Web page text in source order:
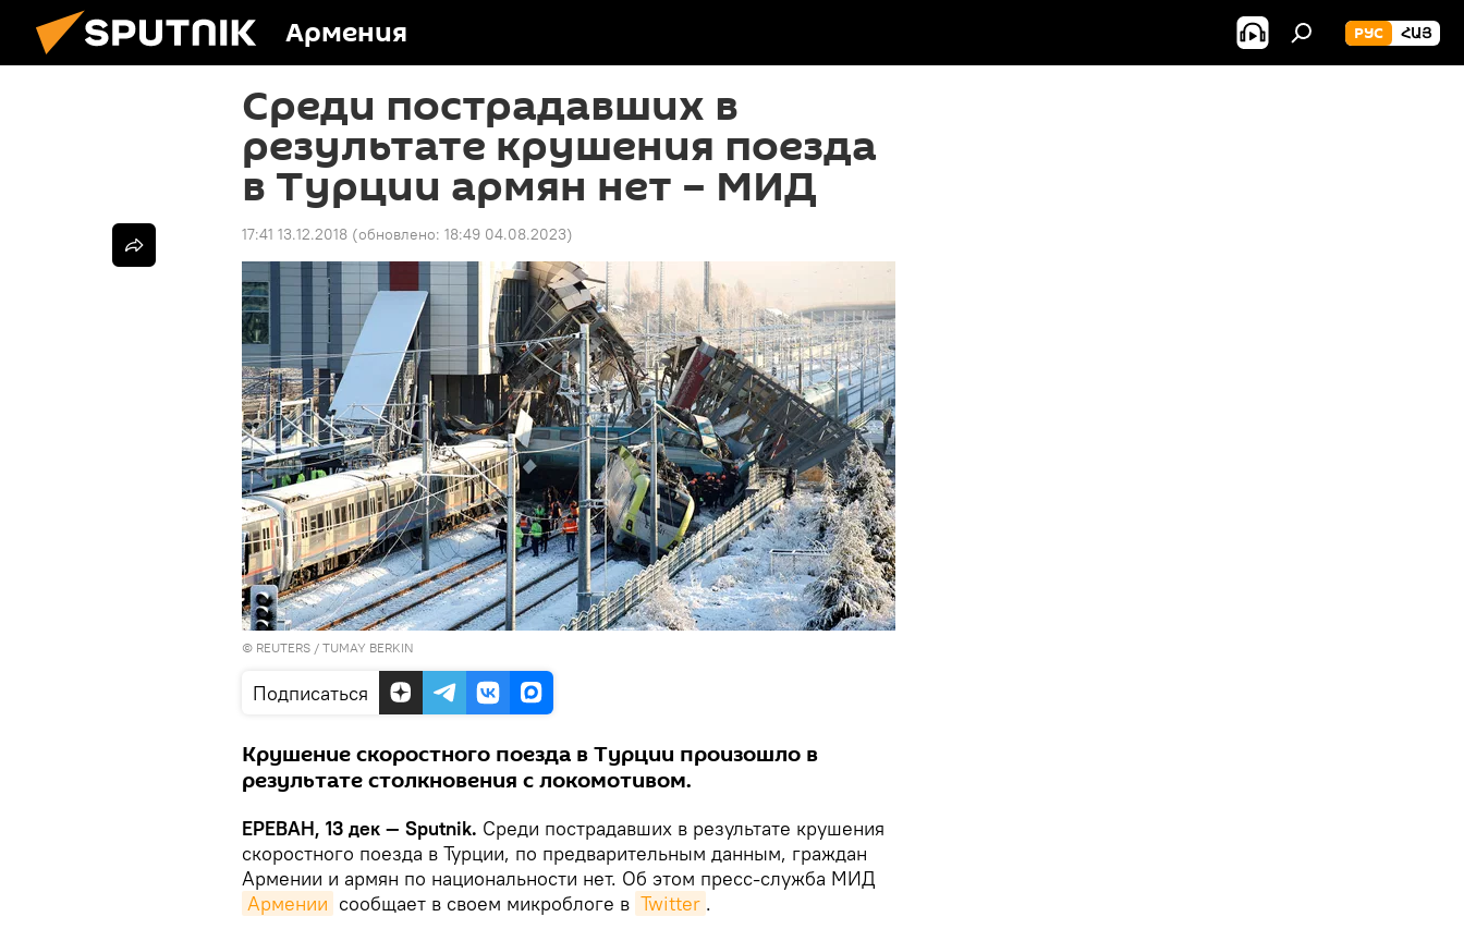
Армения РУС ՀԱՅ
Среди пострадавших в
результате крушения поезда
в Турции армян нет – МИД
17:41 13.12.2018 (обновлено: 18:49 04.08.2023)
© REUTERS / TUMAY BERKIN
Подписаться
Крушение скоростного поезда в Турции произошло в
результате столкновения с локомотивом.
ЕРЕВАН, 13 дек — Sputnik. Среди пострадавших в результате крушения
скоростного поезда в Турции, по предварительным данным, граждан
Армении и армян по национальности нет. Об этом пресс-служба МИД
Армении сообщает в своем микроблоге в Twitter .